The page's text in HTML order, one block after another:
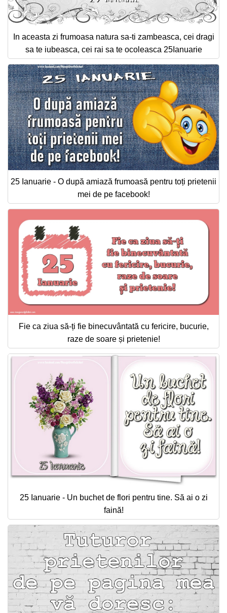
In aceasta zi frumoasa natura sa-ti zambeasca, cei dragi
sa te iubeasca, cei rai sa te ocoleasca 25Ianuarie
25 Ianuarie - O după amiază frumoasă pentru toți prietenii
mei de pe facebook!
Fie ca ziua să-ți fie binecuvântată cu fericire, bucurie,
raze de soare și prietenie!
25 Ianuarie - Un buchet de flori pentru tine. Să ai o zi
faină!